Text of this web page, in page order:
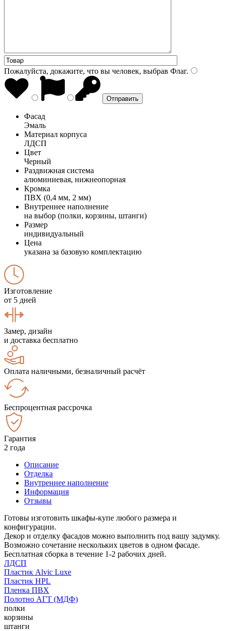
Пожалуйста, докажите, что вы человек, выбрав Флаг.
Фасад
Эмаль
Материал корпуса
ЛДСП
Цвет
Черный
Раздвижная система
алюминиевая, нижнеопорная
Кромка
ПВХ (0,4 мм, 2 мм)
Внутреннее наполнение
на выбор (полки, корзины, штанги)
Размер
индивидуальный
Цена
указана за базовую комплектацию
Изготовление
от 5 дней
Замер, дизайн
и доставка бесплатно
Оплата наличными, безналичный расчёт
Беспроцентная рассрочка
Гарантия
2 года
Описание
Отделка
Внутреннее наполнение
Информация
Отзывы
Готовы изготовить шкафы-купе любого размера и
конфигурации.
Декор и отделку фасадов можно выполнить под вашу задумку.
Возможно сочетание нескольких цветов в одном фасаде.
Бесплатная сборка в течение 1-2 рабочих дней.
ЛДСП
Пластик Alvic Luxe
Пластик HPL
Пленка ПВХ
Полотно АГТ (МДФ)
полки
корзины
штанги